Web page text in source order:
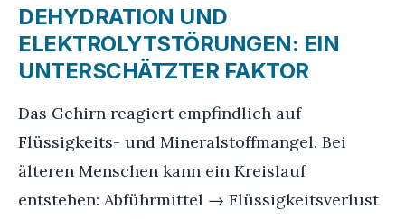
DEHYDRATION UND
ELEKTROLYTSTÖRUNGEN: EIN
UNTERSCHÄTZTER FAKTOR
Das Gehirn reagiert empfindlich auf
Flüssigkeits- und Mineralstoffmangel. Bei
älteren Menschen kann ein Kreislauf
entstehen: Abführmittel → Flüssigkeitsverlust